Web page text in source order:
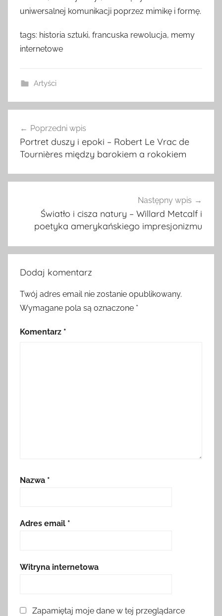
uniwersalnej komunikacji poprzez mimikę i formę.
tags: historia sztuki, francuska rewolucja, memy
internetowe
Artyści
wpisu
Poprzedni wpis
Portret duszy i epoki – Robert Le Vrac de
Tournières między barokiem a rokokiem
Następny wpis
Światło i cisza natury – Willard Metcalf i
poetyka amerykańskiego impresjonizmu
Dodaj komentarz
Twój adres email nie zostanie opublikowany.
Wymagane pola są oznaczone *
Komentarz *
Nazwa *
Adres email *
Witryna internetowa
Zapamiętaj moje dane w tej przeglądarce